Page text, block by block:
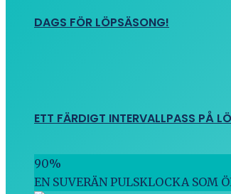
DAGS FÖR LÖPSÄSONG!
ETT FÄRDIGT INTERVALLPASS PÅ
90%
EN SUVERÄN PULSKLOCKA SOM